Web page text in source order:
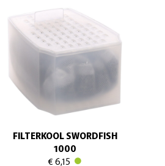
FILTERKOOL SWORDFISH
1000
€ 6,15